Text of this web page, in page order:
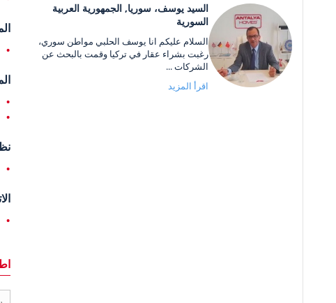
السيد يوسف، سوريا, الجمهورية العربية
السورية
السلام عليكم انا يوسف الحلبي مواطن سوري،
رغبت بشراء عقار في تركيا وقمت بالبحث عن
الشركات ...
اقرأ المزيد